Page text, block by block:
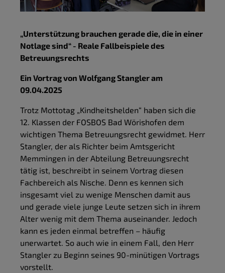
„Unterstützung brauchen gerade die, die in einer
Notlage sind“ - Reale Fallbeispiele des
Betreuungsrechts
Ein Vortrag von Wolfgang Stangler am
09.04.2025
Trotz Mottotag „Kindheitshelden“ haben sich die
12. Klassen der FOSBOS Bad Wörishofen dem
wichtigen Thema Betreuungsrecht gewidmet. Herr
Stangler, der als Richter beim Amtsgericht
Memmingen in der Abteilung Betreuungsrecht
tätig ist, beschreibt in seinem Vortrag diesen
Fachbereich als Nische. Denn es kennen sich
insgesamt viel zu wenige Menschen damit aus
und gerade viele junge Leute setzen sich in ihrem
Alter wenig mit dem Thema auseinander. Jedoch
kann es jeden einmal betreffen – häufig
unerwartet. So auch wie in einem Fall, den Herr
Stangler zu Beginn seines 90-minütigen Vortrags
vorstellt.